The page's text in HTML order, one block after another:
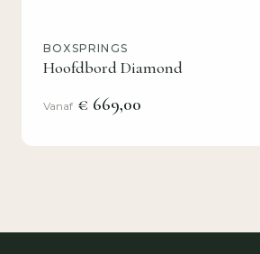
BOXSPRINGS
Hoofdbord Diamond
Vanaf € 669,00